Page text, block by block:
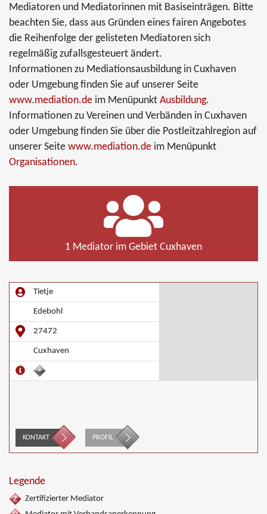
Mediatoren und Mediatorinnen mit Basiseinträgen. Bitte
beachten Sie, dass aus Gründen eines fairen Angebotes
die Reihenfolge der gelisteten Mediatoren sich
regelmäßig zufallsgesteuert ändert.
Informationen zu Mediationsausbildung in Cuxhaven
oder Umgebung finden Sie auf unserer Seite
www.mediation.de im Menüpunkt Ausbildung.
Informationen zu Vereinen und Verbänden in Cuxhaven
oder Umgebung finden Sie über die Postleitzahlregion auf
unserer Seite www.mediation.de im Menüpunkt
Organisationen.
1 Mediator im Gebiet Cuxhaven
Tietje
Edebohl
27472
Cuxhaven
KONTAKT PROFIL
Legende
Zertifizierter Mediator